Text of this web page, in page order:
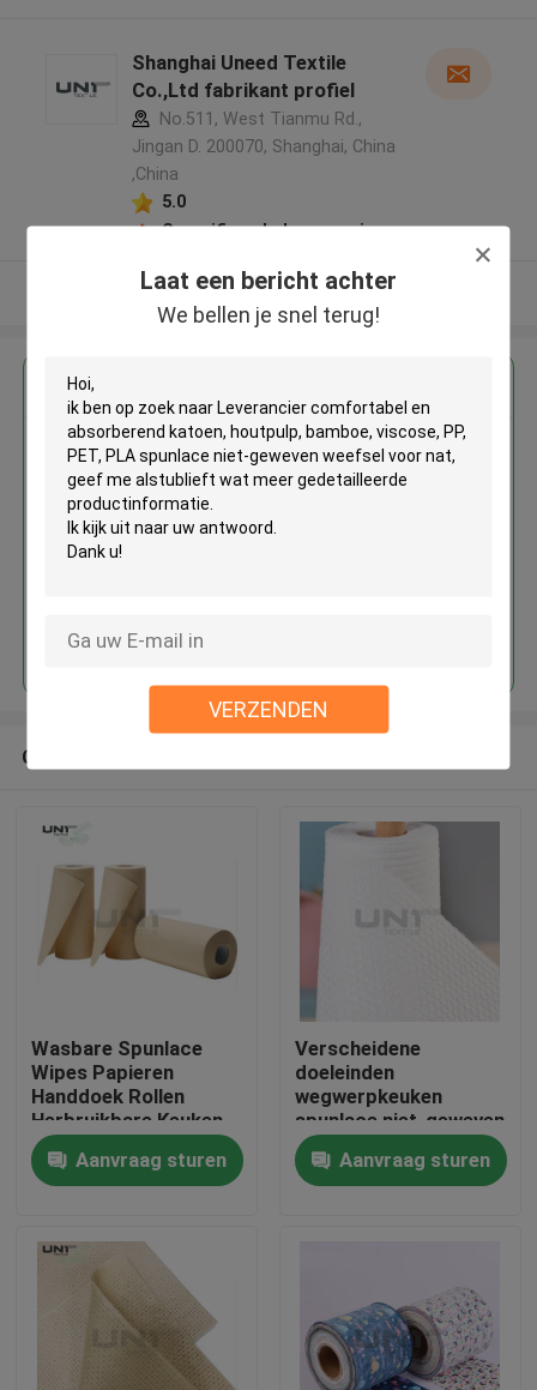
Laat een bericht achter
We bellen je snel terug!
VERZENDEN
Producten
Shanghai Uneed Textile
Co.,Ltd fabrikant profiel
No.511, West Tianmu Rd.,
Jingan D. 200070, Shanghai, China
,China
5.0
Geverifieerde Leverancier
Bekijk meer
Leverancier comfortabel en
absorberend katoen, houtpulp,
bamboe, viscose, PP, PET, PLA
spunlace niet-geweven weefsel
Doorgaan
Geadviseerde Producten
Wasbare Spunlace
Wipes Papieren
Handdoek Rollen
Herbruikbare Keuken
Reinigingsdoeken
130gmAanvraag sturen
Verscheidene
doeleinden
wegwerpkeuken
spunlace niet-geweven
stof printpatroon
papieren handdoek
Aanvraag sturen